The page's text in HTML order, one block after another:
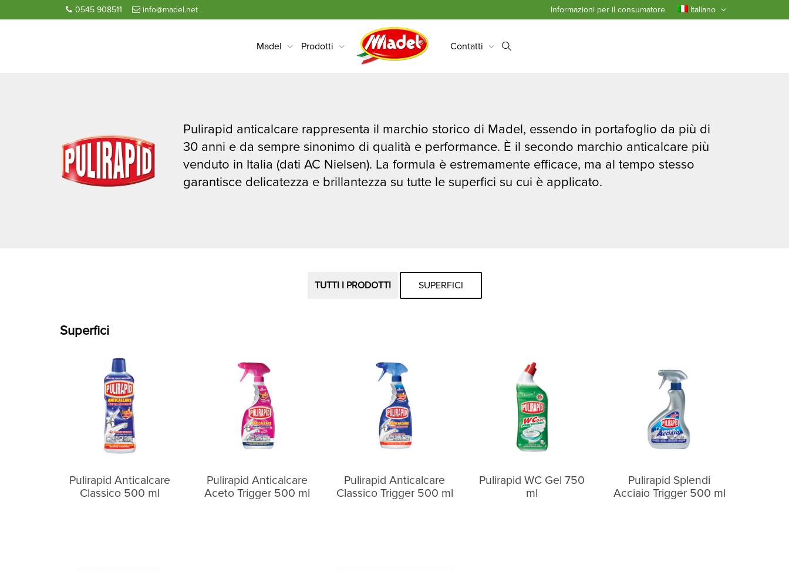
0545 908511 info@madel.net Informazioni per il consumatore Italiano
Madel Prodotti Contatti
Pulirapid anticalcare rappresenta il marchio storico di Madel, essendo in portafoglio da più di
30 anni e da sempre sinonimo di qualità e performance. È il secondo marchio anticalcare più
venduto in Italia (dati AC Nielsen). La formula è estremamente efficace, ma al tempo stesso
garantisce delicatezza e brillantezza su tutte le superfici su cui è applicato.
TUTTI I PRODOTTI SUPERFICI
Superfici
Pulirapid Anticalcare
Classico 500 ml
Pulirapid Anticalcare
Aceto Trigger 500 ml
Pulirapid Anticalcare
Classico Trigger 500 ml
Pulirapid WC Gel 750
ml
Pulirapid Splendi
Acciaio Trigger 500 ml